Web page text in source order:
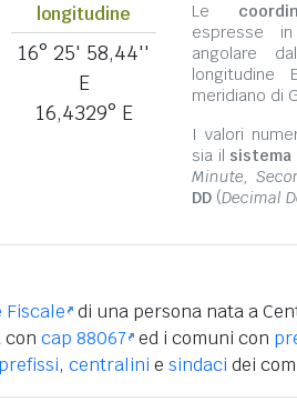
longitudine
16° 25' 58,44''
E
16,4329° E
Le
espresse
angolare
longitudine
meridiano di
I valori
sia il sistema
Minute,
DD (Decimal
Fiscale di una persona nata a
con cap 88067 ed i comuni con
prefissi, centralini e sindaci dei